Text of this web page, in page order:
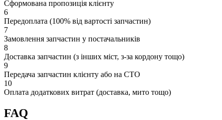
Сформована пропозиція клієнту
6
Передоплата (100% від вартості запчастин)
7
Замовлення запчастин у постачальників
8
Доставка запчастин (з інших міст, з-за кордону тощо)
9
Передача запчастин клієнту або на СТО
10
Оплата додаткових витрат (доставка, мито тощо)
FAQ